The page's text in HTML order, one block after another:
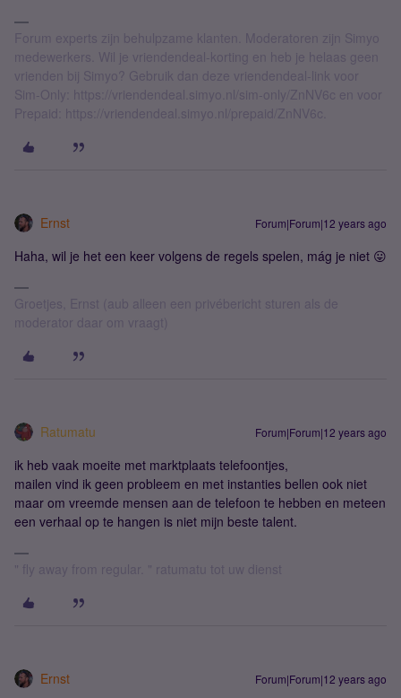
Forum experts zijn behulpzame klanten. Moderatoren zijn Simyo
medewerkers. Wil je vriendendeal-korting en heb je helaas geen
vrienden bij Simyo? Gebruik dan deze vriendendeal-link voor
Sim-Only: https://vriendendeal.simyo.nl/sim-only/ZnNV6c en voor
Prepaid: https://vriendendeal.simyo.nl/prepaid/ZnNV6c.
Ernst Forum|Forum|12 years ago
Haha, wil je het een keer volgens de regels spelen, mág je niet 😛
Groetjes, Ernst (aub alleen een privébericht sturen als de
moderator daar om vraagt)
Ratumatu Forum|Forum|12 years ago
ik heb vaak moeite met marktplaats telefoontjes,
mailen vind ik geen probleem en met instanties bellen ook niet
maar om vreemde mensen aan de telefoon te hebben en meteen
een verhaal op te hangen is niet mijn beste talent.
" fly away from regular. " ratumatu tot uw dienst
Ernst Forum|Forum|12 years ago